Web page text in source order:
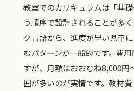
教室でのカリキュラムは「基
う順序で設計されることが多
ク言語から、進度が早い児童
むパターンが一般的です。費
すが、月額はおおむね8,000円
囲が多いのが実情です。教材